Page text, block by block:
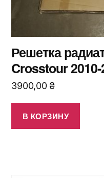
Решетка
Crosstour 2010-
3900,00 ₴
В КОРЗИНУ